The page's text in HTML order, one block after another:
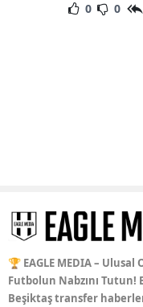
0 0
🏆 EAGLE MEDIA –
Futbolun Nabzını
Beşiktaş transfer